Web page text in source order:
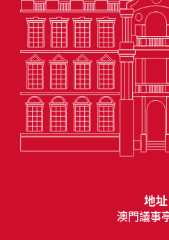
地址
澳門議事